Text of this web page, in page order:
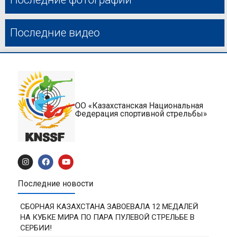
Последние видео
ОО «Казахстанская Национальная
Федерация спортивной стрельбы»
Последние новости
СБОРНАЯ КАЗАХСТАНА ЗАВОЕВАЛА 12 МЕДАЛЕЙ
НА КУБКЕ МИРА ПО ПАРА ПУЛЕВОЙ СТРЕЛЬБЕ В
СЕРБИИ!